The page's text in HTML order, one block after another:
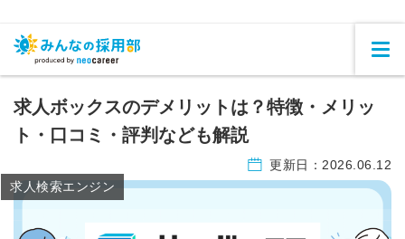
求人ボックスのデメリットは？特徴・メリッ
ト・口コミ・評判なども解説
更新日： 2026.06.12
求人検索エンジン